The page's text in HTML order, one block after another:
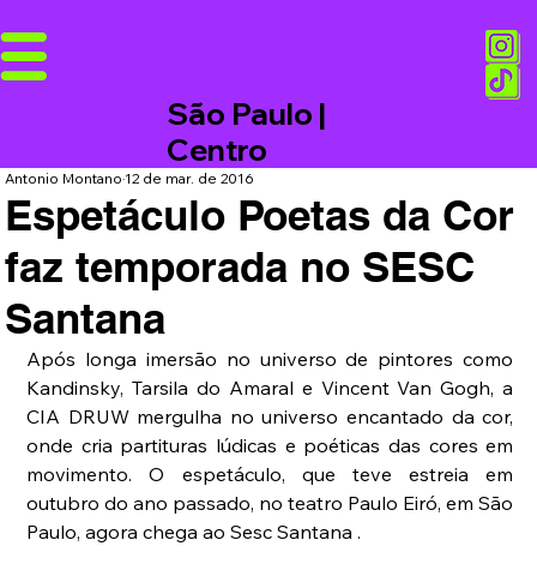
São Paulo |
Centro
Espetáculo Poetas da Cor
faz temporada no SESC
Santana
Antonio Montano12 de mar. de 2016
Após longa imersão no universo de pintores como
Kandinsky, Tarsila do Amaral e Vincent Van Gogh, a
CIA DRUW mergulha no universo encantado da cor,
onde cria partituras lúdicas e poéticas das cores em
movimento. O espetáculo, que teve estreia em
outubro do ano passado, no teatro Paulo Eiró, em São
Paulo, agora chega ao Sesc Santana .